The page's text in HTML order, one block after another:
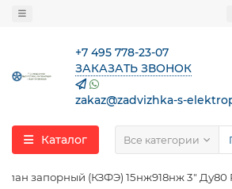
+7 495 778-23-07
ЗАКАЗАТЬ ЗВОНОК
zakaz@zadvizhka-s-
Каталог Все категории
запорный (КЗФЭ) 15нж918нж 3″ Ду80